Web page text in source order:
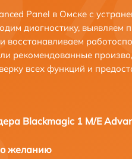
Panel в Омске с
диагностику, выявляем
восстанавливаем
рекомендованные
всех функций и
Blackmagic 1 M/E
желанию